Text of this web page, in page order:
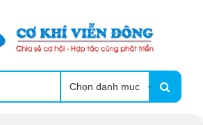
Chọn danh mục
ÂM